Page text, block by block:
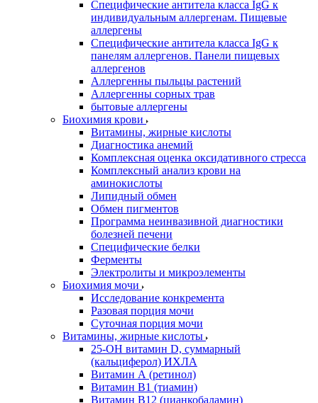
Специфические антитела класса IgG к
индивидуальным аллергенам. Пищевые
аллергены
Специфические антитела класса IgG к
панелям аллергенов. Панели пищевых
аллергенов
Аллергенны пыльцы растений
Аллергенны сорных трав
бытовые аллергены
Биохимия крови
Витамины, жирные кислоты
Диагностика анемий
Комплексная оценка оксидативного стресса
Комплексный анализ крови на
аминокислоты
Липидный обмен
Обмен пигментов
Программа неинвазивной диагностики
болезней печени
Специфические белки
Ферменты
Электролиты и микроэлементы
Биохимия мочи
Исследование конкремента
Разовая порция мочи
Суточная порция мочи
Витамины, жирные кислоты
25-OH витамин D, суммарный
(кальциферол) ИХЛА
Витамин А (ретинол)
Витамин В1 (тиамин)
Витамин В12 (цианкобаламин)